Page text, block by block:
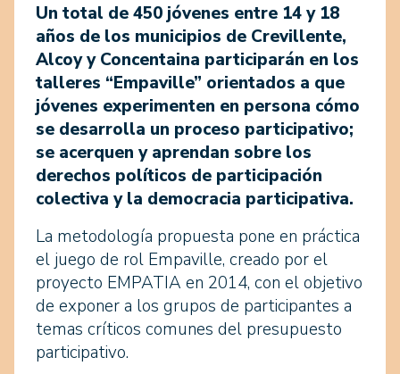
Un total de 450 jóvenes entre 14 y 18
años de los municipios de Crevillente,
Alcoy y Concentaina participarán en los
talleres “Empaville” orientados a que
jóvenes experimenten en persona cómo
se desarrolla un proceso participativo;
se acerquen y aprendan sobre los
derechos políticos de participación
colectiva y la democracia participativa.
La metodología propuesta pone en práctica
el juego de rol Empaville, creado por el
proyecto EMPATIA en 2014, con el objetivo
de exponer a los grupos de participantes a
temas críticos comunes del presupuesto
participativo.